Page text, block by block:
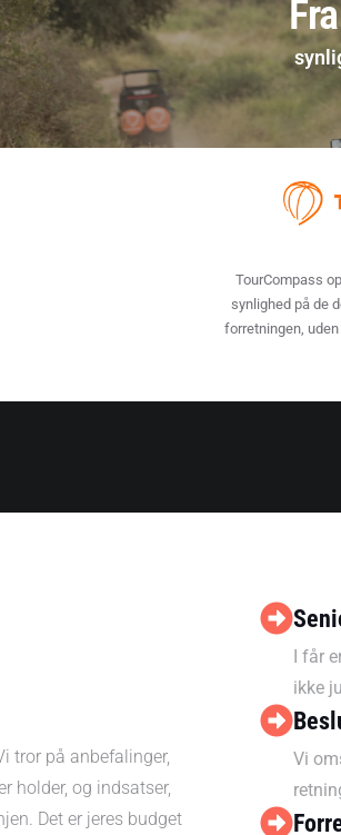
TourCompass
synlighed på de
forretningen,
tror på anbefalinger,
holder, og indsatser,
Det er jeres budget
I får
ikke
Vi